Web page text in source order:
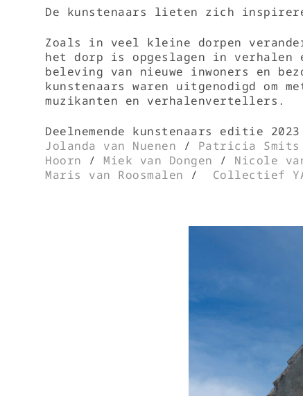
De kunstenaars lieten zich
Zoals in veel kleine dorpen
het dorp is opgeslagen in verhalen
beleving van nieuwe inwoners en
kunstenaars waren uitgenodigd om
muzikanten en verhalenvertellers.
Deelnemende kunstenaars editie
Jolanda van Nuenen / Patricia Smits
Hoorn / Miek van Dongen / Nicole
Maris van Roosmalen / Collectief